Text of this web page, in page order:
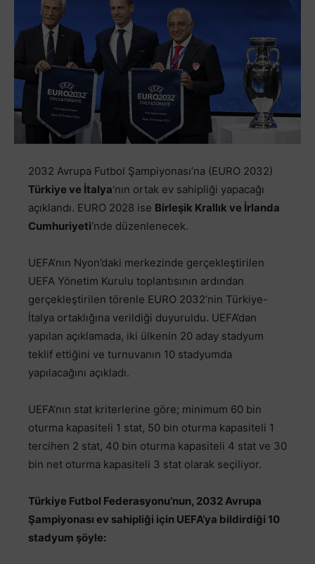
2032 Avrupa Futbol Şampiyonası’na (EURO 2032)
Türkiye ve İtalya‘nın ortak ev sahipliği yapacağı
açıklandı. EURO 2028 ise Birleşik Krallık ve İrlanda
Cumhuriyeti‘nde düzenlenecek.
UEFA’nın Nyon’daki merkezinde gerçekleştirilen
UEFA Yönetim Kurulu toplantısının ardından
gerçekleştirilen törenle EURO 2032’nin Türkiye-
İtalya ortaklığına verildiği duyuruldu. UEFA’dan
yapılan açıklamada, iki ülkenin 20 aday stadyum
teklif ettiğini ve turnuvanın 10 stadyumda
yapılacağını açıkladı.
UEFA’nın stat kriterlerine göre; minimum 60 bin
oturma kapasiteli 1 stat, 50 bin oturma kapasiteli 1
tercihen 2 stat, 40 bin oturma kapasiteli 4 stat ve 30
bin net oturma kapasiteli 3 stat olarak seçiliyor.
Türkiye Futbol Federasyonu’nun, 2032 Avrupa
Şampiyonası ev sahipliği için UEFA’ya bildirdiği 10
stadyum şöyle: